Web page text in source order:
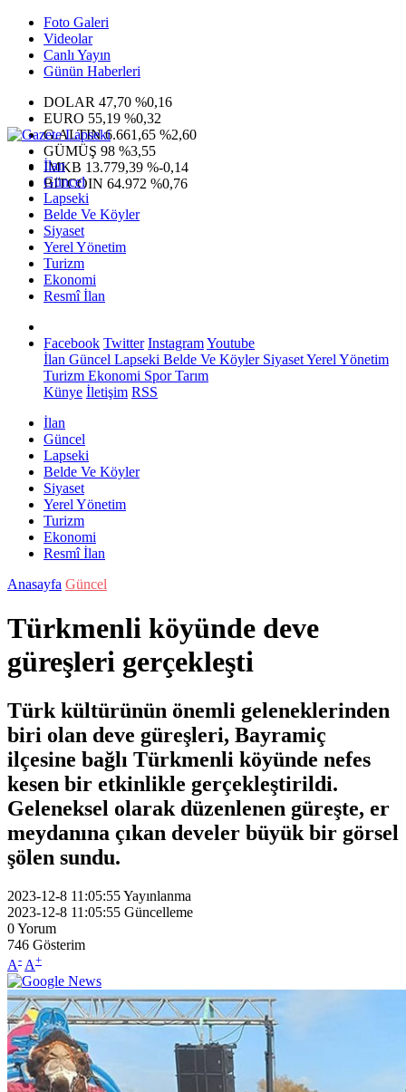
Foto Galeri
Videolar
Canlı Yayın
Günün Haberleri
DOLAR 47,70 %0,16
EURO 55,19 %0,32
G.ALTIN6.661,65 %2,60
GÜMÜŞ 98 %3,55
IMKB 13.779,39 %-0,14
BITCOIN 64.972 %0,76
İlan
Güncel
Lapseki
Belde Ve Köyler
Siyaset
Yerel Yönetim
Turizm
Ekonomi
Resmî İlan
Facebook Twitter InstagramYoutube
İlan Güncel Lapseki Belde Ve KöylerSiyasetYerel Yönetim
Turizm Ekonomi SporTarım
Künye İletişim RSS
İlan
Güncel
Lapseki
Belde Ve Köyler
Siyaset
Yerel Yönetim
Turizm
Ekonomi
Resmî İlan
Anasayfa Güncel
Türkmenli köyünde deve
güreşleri gerçekleşti
Türk kültürünün önemli geleneklerinden
biri olan deve güreşleri, Bayramiç
ilçesine bağlı Türkmenli köyünde nefes
kesen bir etkinlikle gerçekleştirildi.
Geleneksel olarak düzenlenen güreşte, er
meydanına çıkan develer büyük bir görsel
şölen sundu.
2023-12-8 11:05:55Yayınlanma
2023-12-8 11:05:55 Güncelleme
0Yorum
746 Gösterim
A- A+